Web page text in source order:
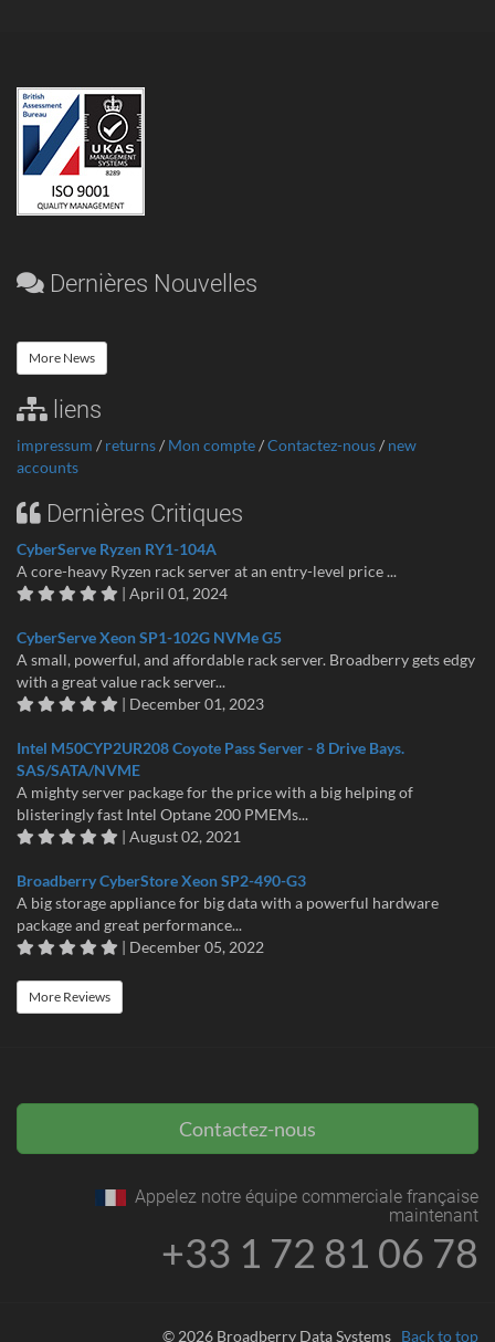
Dernières Nouvelles
More News
liens
impressum / returns/ Mon compte/Contactez-nous/ new
accounts
Dernières Critiques
CyberServe Ryzen RY1-104A
A core-heavy Ryzen rack server at an entry-level price ...
| April 01, 2024
CyberServe Xeon SP1-102G NVMe G5
A small, powerful, and affordable rack server. Broadberry gets edgy
with a great value rack server...
| December 01, 2023
Intel M50CYP2UR208 Coyote Pass Server - 8 Drive Bays.
SAS/SATA/NVME
A mighty server package for the price with a big helping of
blisteringly fast Intel Optane 200 PMEMs...
| August 02, 2021
Broadberry CyberStore Xeon SP2-490-G3
A big storage appliance for big data with a powerful hardware
package and great performance...
| December 05, 2022
More Reviews
Contactez-nous
Appelez notre équipe commerciale française
maintenant
+33 1 72 81 06 78
© 2026 Broadberry Data Systems Back to top